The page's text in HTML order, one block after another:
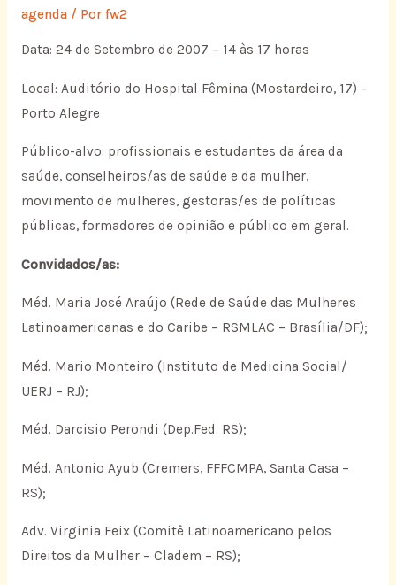
agenda/ Por fw2
Data: 24 de Setembro de 2007 – 14 às 17 horas
Local: Auditório do Hospital Fêmina (Mostardeiro, 17) –
Porto Alegre
Público-alvo: profissionais e estudantes da área da
saúde, conselheiros/as de saúde e da mulher,
movimento de mulheres, gestoras/es de políticas
públicas, formadores de opinião e público em geral.
Convidados/as:
Méd. Maria José Araújo (Rede de Saúde das Mulheres
Latinoamericanas e do Caribe – RSMLAC – Brasília/DF);
Méd. Mario Monteiro (Instituto de Medicina Social/
UERJ – RJ);
Méd. Darcisio Perondi (Dep.Fed. RS);
Méd. Antonio Ayub (Cremers, FFFCMPA, Santa Casa –
RS);
Adv. Virginia Feix (Comitê Latinoamericano pelos
Direitos da Mulher – Cladem – RS);